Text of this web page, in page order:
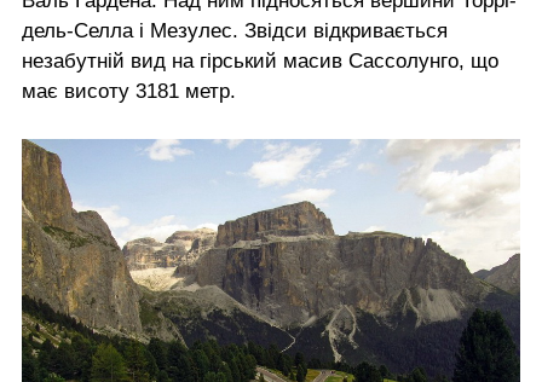
дель-Селла і Мезулес. Звідси відкривається
незабутній вид на гірський масив Сассолунго, що
має висоту 3181 метр.